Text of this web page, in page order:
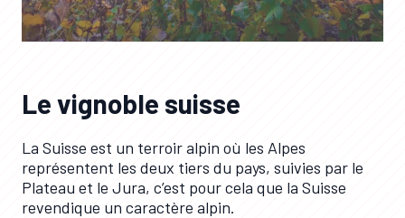
Le vignoble suisse
La Suisse est un terroir alpin où les Alpes
représentent les deux tiers du pays, suivies par le
Plateau et le Jura, c’est pour cela que la Suisse
revendique un caractère alpin.